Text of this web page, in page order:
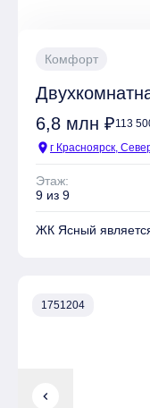
Комфорт
6,8 млн ₽113
location_on г Красноярск,
Этаж:
9 из 9
ЖК Ясный
для отдыха
Квартиры могут
chevron_left
1751204